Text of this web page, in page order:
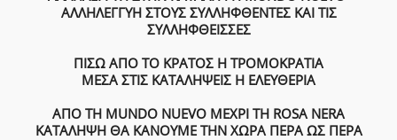
ΑΛΛΗΛΕΓΓΥΗ ΣΤΟΥΣ ΣΥΛΛΗΦΘΕΝΤΕΣ ΚΑΙ ΤΙΣ
ΣΥΛΛΗΦΘΕΙΣΣΕΣ
ΠΙΣΩ ΑΠΟ ΤΟ ΚΡΑΤΟΣ Η ΤΡΟΜΟΚΡΑΤΙΑ
ΜΕΣΑ ΣΤΙΣ ΚΑΤΑΛΗΨΕΙΣ Η ΕΛΕΥΘΕΡΙΑ
ΑΠΟ ΤH MUNDO NUEVO ΜΕΧΡΙ ΤΗ ROSA NERA
ΚΑΤΑΛΗΨΗ ΘΑ ΚΑΝΟΥΜΕ ΤΗΝ ΧΩΡΑ ΠΕΡΑ ΩΣ ΠΕΡΑ